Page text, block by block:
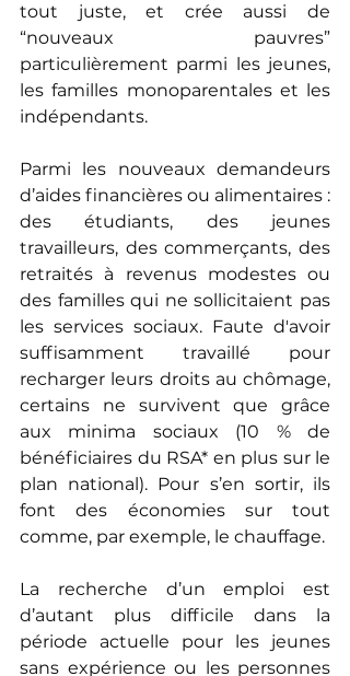
tout juste, et crée aussi de
“nouveaux pauvres”
particulièrement parmi les jeunes,
les familles monoparentales et les
indépendants.
Parmi les nouveaux demandeurs
d’aides financières ou alimentaires :
des étudiants, des jeunes
travailleurs, des commerçants, des
retraités à revenus modestes ou
des familles qui ne sollicitaient pas
les services sociaux. Faute d'avoir
suffisamment travaillé pour
recharger leurs droits au chômage,
certains ne survivent que grâce
aux minima sociaux (10 % de
bénéficiaires du RSA* en plus sur le
plan national). Pour s’en sortir, ils
font des économies sur tout
comme, par exemple, le chauffage.
La recherche d’un emploi est
d’autant plus difficile dans la
période actuelle pour les jeunes
sans expérience ou les personnes